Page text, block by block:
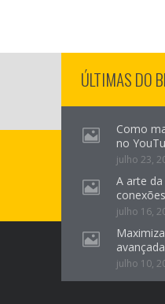
ÚLTIMAS DO
Como
no
julho 23,
A arte
julho 16,
julho 10,